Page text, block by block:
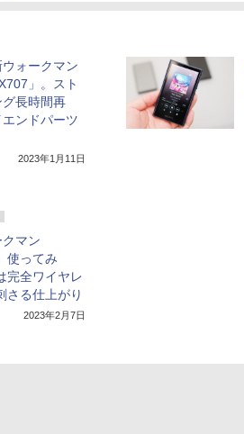
ウォークマン
」。スト
グ長時間再
ンドパーツ
2023年1月11日
マン
使ってみ
完全ワイヤレ
さる仕上がり
2023年2月7日